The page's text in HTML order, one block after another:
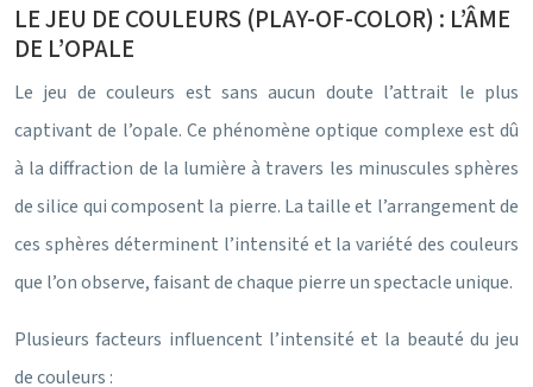
LE JEU DE COULEURS (PLAY-OF-COLOR) : L’ÂME
DE L’OPALE
Le jeu de couleurs est sans aucun doute l’attrait le plus
captivant de l’opale. Ce phénomène optique complexe est dû
à la diffraction de la lumière à travers les minuscules sphères
de silice qui composent la pierre. La taille et l’arrangement de
ces sphères déterminent l’intensité et la variété des couleurs
que l’on observe, faisant de chaque pierre un spectacle unique.
Plusieurs facteurs influencent l’intensité et la beauté du jeu
de couleurs :